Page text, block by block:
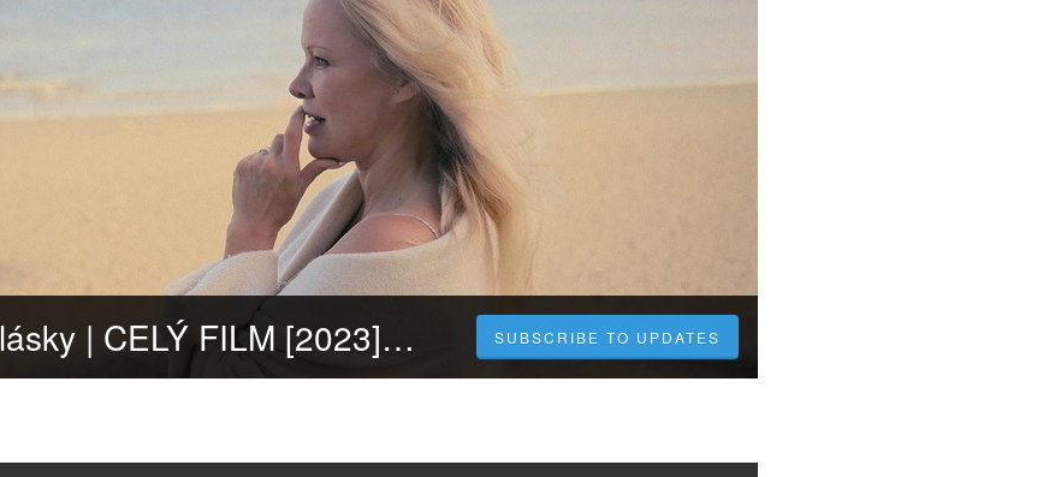
Pamela: Příběh lásky | CELÝ FILM [2023] 𝐎𝐍𝐋𝐈𝐍𝐄 ZDARMA CZ/SK DABING I TITULKY SUBSCRIBE TO UPDATES